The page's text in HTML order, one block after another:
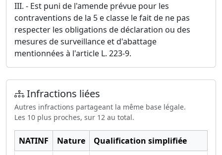
III. - Est puni de l'amende prévue pour les
contraventions de la 5 e classe le fait de ne pas
respecter les obligations de déclaration ou des
mesures de surveillance et d'abattage
mentionnées à l'article L. 223-9.
Infractions liées
Autres infractions partageant la même base légale.
Les 10 plus proches, sur 12 au total.
NATINF Nature
Qualification simplifiée